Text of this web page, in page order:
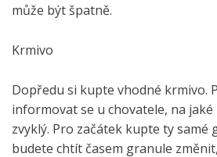
může být špatně.
Krmivo
Dopředu si kupte vhodné krmivo.
informovat se u chovatele, na
zvyklý. Pro začátek kupte ty samé
budete chtít časem granule